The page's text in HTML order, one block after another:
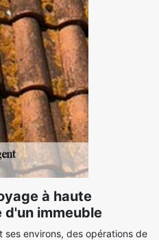
à haute
d'un immeuble
ses environs, des opérations de